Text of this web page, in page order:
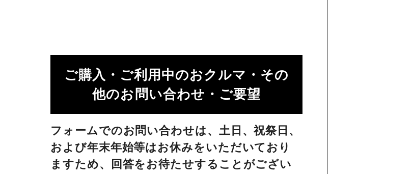
ご購入・ご利用中のおクルマ・その
他のお問い合わせ・ご要望​
フォームでのお問い合わせは、土日、祝祭日、
および年末年始等はお休みをいただいており
ますため、回答をお待たせすることがござい